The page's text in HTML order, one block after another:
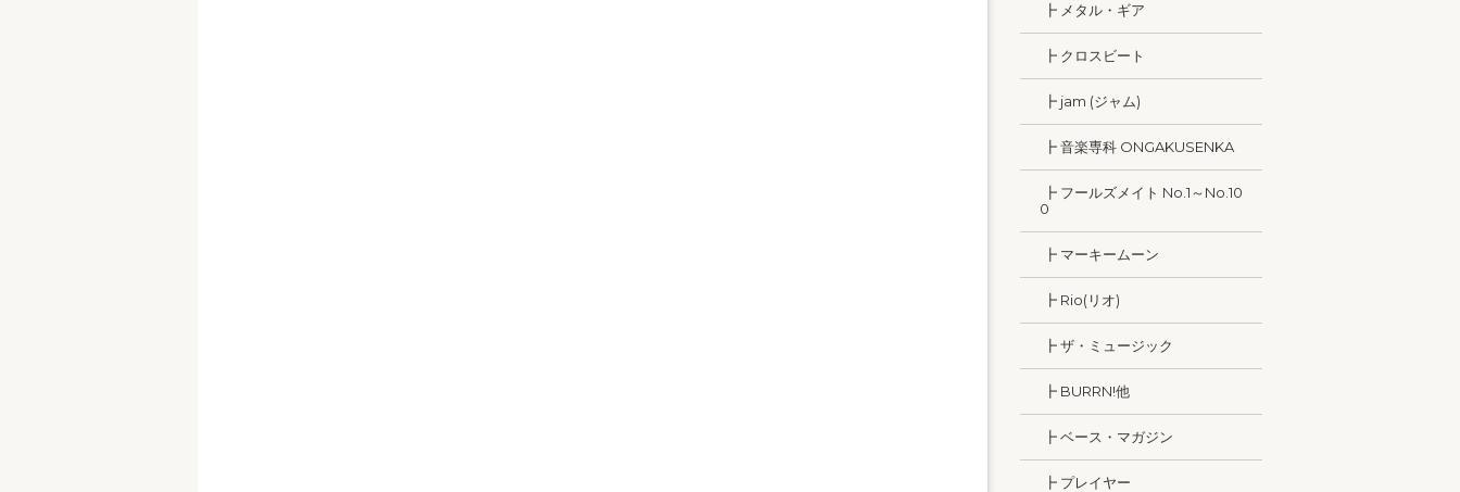
┣ メタル・ギア
┣ クロスビート
┣ jam (ジャム)
┣ 音楽専科 ONGAKUSENKA
┣ フールズメイト No.1～No.10
0
┣ マーキームーン
┣ Rio(リオ)
┣ ザ・ミュージック
┣ BURRN!他
┣ ベース・マガジン
┣ プレイヤー